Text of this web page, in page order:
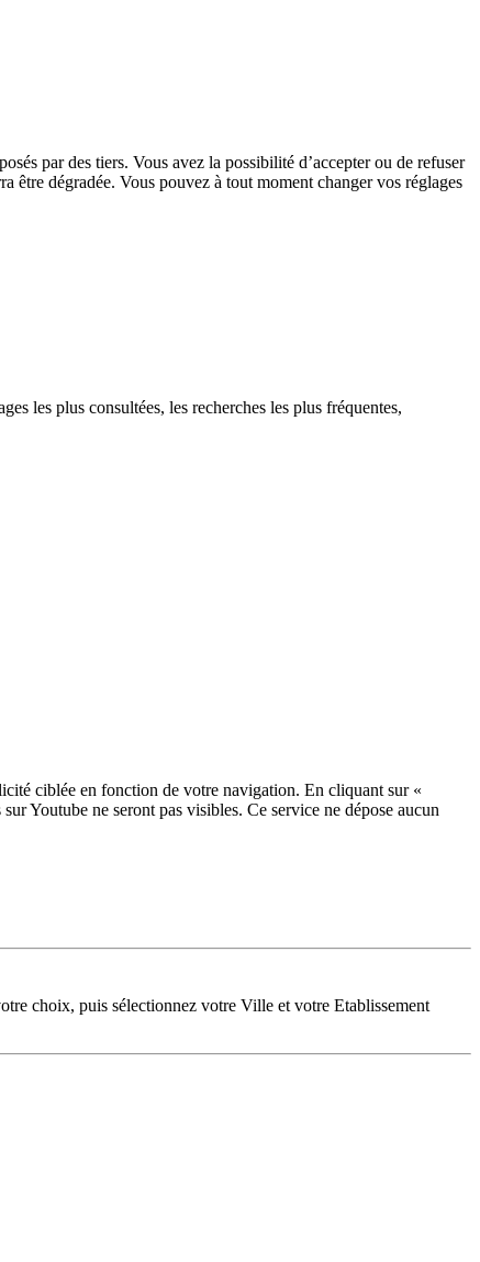
par des tiers. Vous avez la possibilité d’accepter ou de refuser
être dégradée. Vous pouvez à tout moment changer vos réglages
les plus consultées, les recherches les plus fréquentes,
ciblée en fonction de votre navigation. En cliquant sur «
Youtube ne seront pas visibles. Ce service ne dépose aucun
choix, puis sélectionnez votre Ville et votre Etablissement